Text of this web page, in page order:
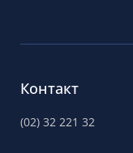
Контакт
(02) 32 221 32